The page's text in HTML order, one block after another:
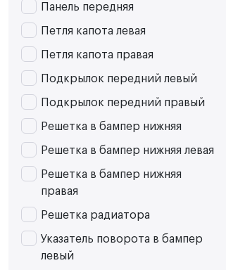
Панель передняя
Петля капота левая
Петля капота правая
Подкрылок передний левый
Подкрылок передний правый
Решетка в бампер нижняя
Решетка в бампер нижняя левая
Решетка в бампер нижняя
правая
Решетка радиатора
Указатель поворота в бампер
левый